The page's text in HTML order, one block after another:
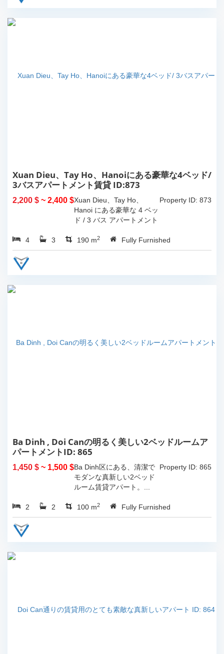
Xuan Dieu、Tay Ho、Hanoiにある豪華な4ベッド/
3バスアパートメント賃貸 ID:873
2,200 $ ~ 2,400 $ Property ID: 873
Xuan Dieu、Tay Ho、
Hanoi にある豪華な 4 ベッ
ド / 3 バス アパートメント
4
3 190 m2 Fully Furnished
Ba Dinh , Doi Canの明るく美しい2ベッドルームア
パートメントID: 865
1,450 $ ~ 1,500 $ Property ID: 865
Ba Dinh区にある、清潔で
モダンな真新しい2ベッド
ルーム賃貸アパート。...
2 2 100 m2 Fully Furnished